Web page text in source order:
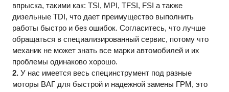
впрыска, такими как: TSI, MPI, TFSI, FSI а также
дизельные TDI, что дает преимущество выполнить
работы быстро и без ошибок. Согласитесь, что лучше
обращаться в специализированный сервис, потому что
механик не может знать все марки автомобилей и их
проблемы одинаково хорошо.
2. У нас имеется весь специнструмент под разные
моторы ВАГ для быстрой и надежной замены ГРМ, это